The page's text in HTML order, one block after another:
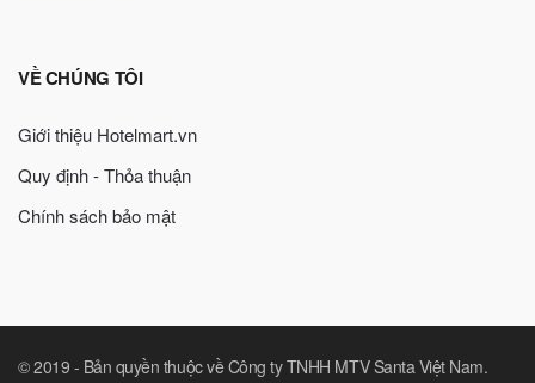
VỀ CHÚNG TÔI
Giới thiệu Hotelmart.vn
Quy định - Thỏa thuận
Chính sách bảo mật
© 2019 - Bản quyền thuộc về Công ty TNHH MTV Santa Việt Nam.